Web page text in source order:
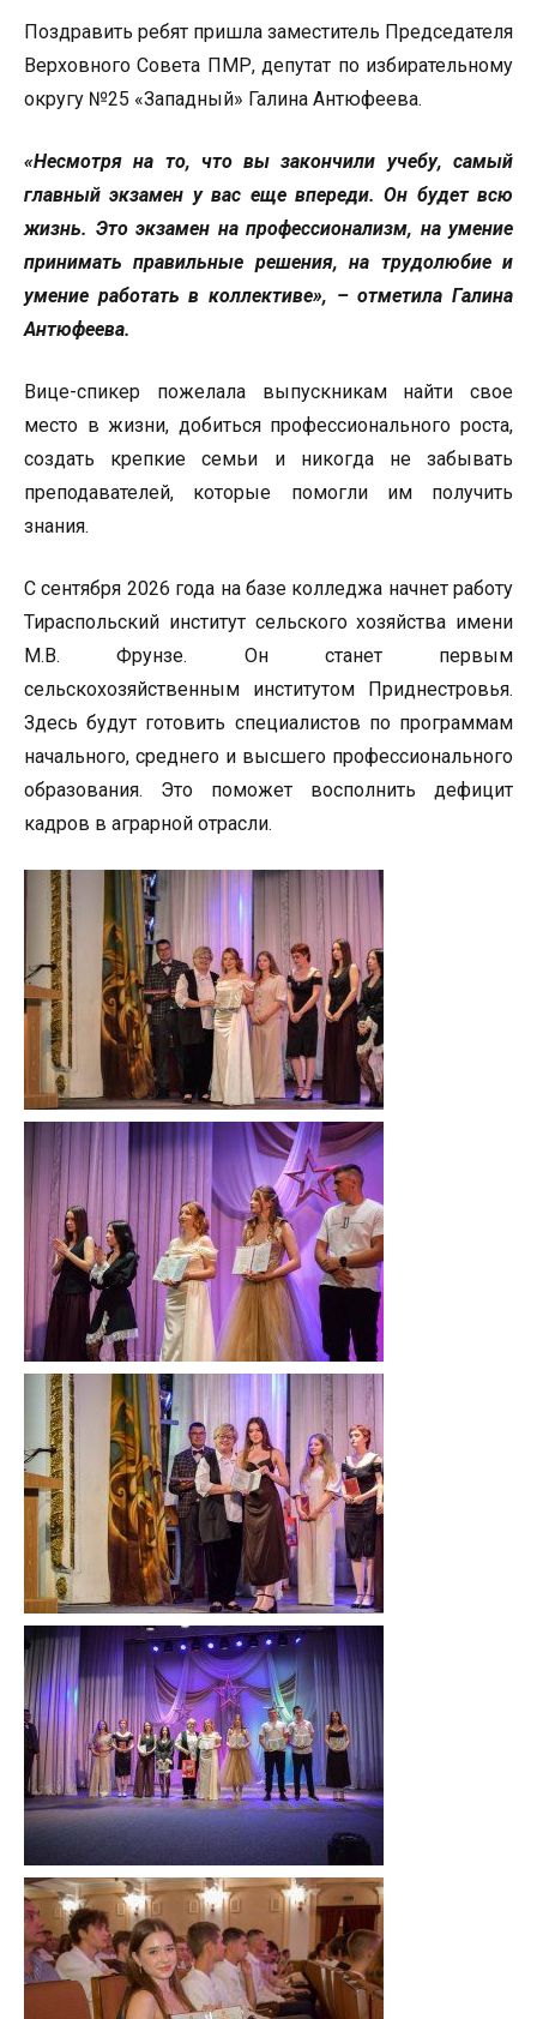
Поздравить ребят пришла заместитель Председателя
Верховного Совета ПМР, депутат по избирательному
округу №25 «Западный» Галина Антюфеева.
«Несмотря на то, что вы закончили учебу, самый
главный экзамен у вас еще впереди. Он будет всю
жизнь. Это экзамен на профессионализм, на умение
принимать правильные решения, на трудолюбие и
умение работать в коллективе», – отметила Галина
Антюфеева.
Вице-спикер пожелала выпускникам найти свое
место в жизни, добиться профессионального роста,
создать крепкие семьи и никогда не забывать
преподавателей, которые помогли им получить
знания.
С сентября 2026 года на базе колледжа начнет работу
Тираспольский институт сельского хозяйства имени
М.В. Фрунзе. Он станет первым
сельскохозяйственным институтом Приднестровья.
Здесь будут готовить специалистов по программам
начального, среднего и высшего профессионального
образования. Это поможет восполнить дефицит
кадров в аграрной отрасли.